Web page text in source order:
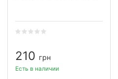
210 грн
Есть в наличии